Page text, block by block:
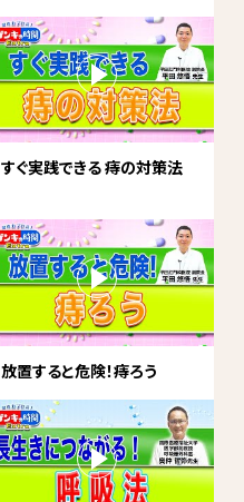
すぐ実践できる 痔の対策法
放置すると危険！痔ろう